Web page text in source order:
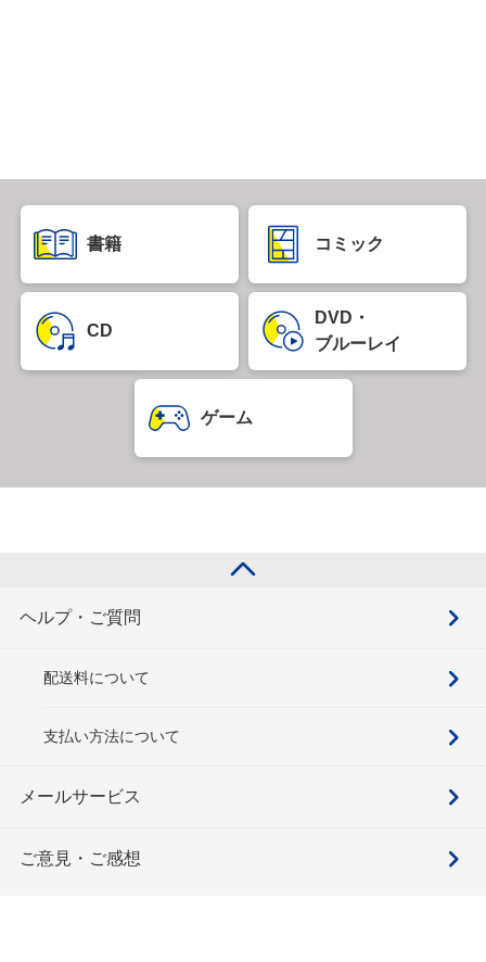
書籍 コミック
CD
DVD・
ブルーレイ
ゲーム
ヘルプ・ご質問
配送料について
支払い方法について
メールサービス
ご意見・ご感想